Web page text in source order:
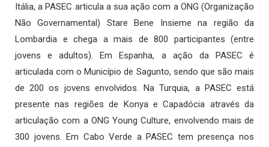
Itália, a PASEC articula a sua ação com a ONG (Organização
Não Governamental) Stare Bene Insieme na região da
Lombardia e chega a mais de 800 participantes (entre
jovens e adultos). Em Espanha, a ação da PASEC é
articulada com o Município de Sagunto, sendo que são mais
de 200 os jovens envolvidos. Na Turquia, a PASEC está
presente nas regiões de Konya e Capadócia através da
articulação com a ONG Young Culture, envolvendo mais de
300 jovens. Em Cabo Verde a PASEC tem presença nos